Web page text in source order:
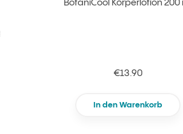
BotaniCool Körperlotion 200
€13.90
In den Warenkorb